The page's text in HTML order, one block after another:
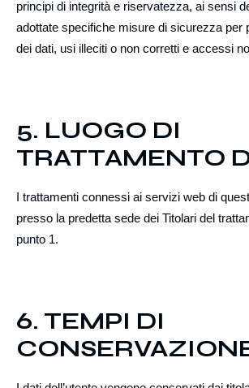
principi di integrità e riservatezza, ai sensi
adottate specifiche misure di sicurezza per
dei dati, usi illeciti o non corretti e accessi
5. LUOGO DI
TRATTAMENTO
I trattamenti connessi ai servizi web di
presso la predetta sede dei Titolari del
punto 1.
6. TEMPI DI